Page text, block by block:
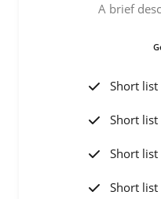
A brief
Short list
Short list
Short list
Short list